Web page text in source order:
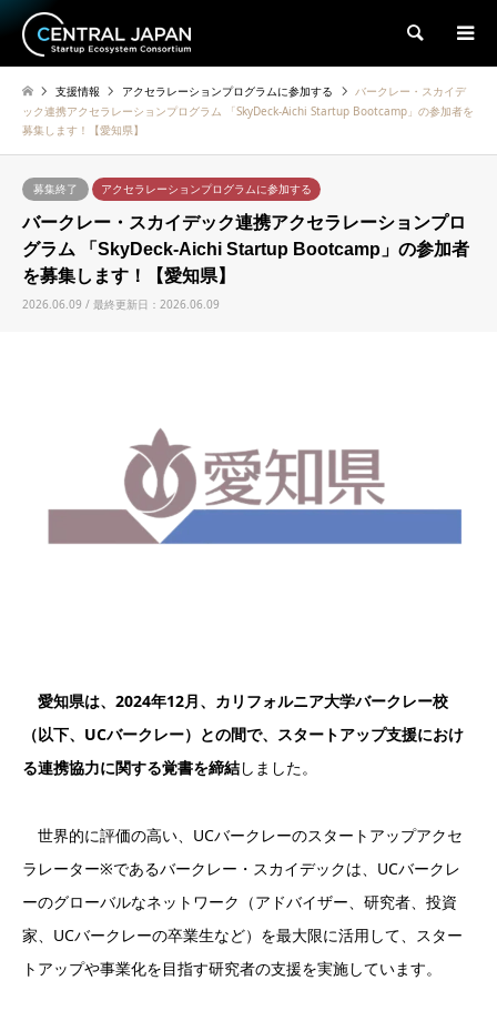
検索
支援情報 アクセラレーションプログラムに参加する
バークレー・スカイデ
ック連携アクセラレーションプログラム 「SkyDeck-Aichi Startup Bootcamp」の参加者を
募集します！【愛知県】
募集終了 アクセラレーションプログラムに参加する
バークレー・スカイデック連携アクセラレーションプロ
グラム 「SkyDeck-Aichi Startup Bootcamp」の参加者
を募集します！【愛知県】
2026.06.09 / 最終更新日：2026.06.09
愛知県は、2024年12月、カリフォルニア大学バークレー校
（以下、UCバークレー）との間で、スタートアップ支援におけ
る連携協力に関する覚書を締結しました。
世界的に評価の高い、UCバークレーのスタートアップアクセ
ラレーター※であるバークレー・スカイデックは、UCバークレ
ーのグローバルなネットワーク（アドバイザー、研究者、投資
家、UCバークレーの卒業生など）を最大限に活用して、スター
トアップや事業化を目指す研究者の支援を実施しています。